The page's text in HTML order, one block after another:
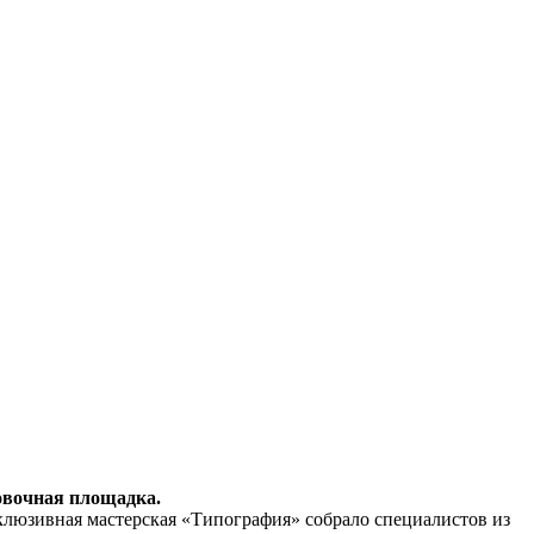
площадка.
мастерская «Типография» собрало специалистов из